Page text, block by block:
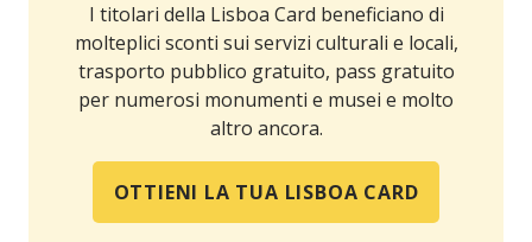
I titolari della Lisboa Card beneficiano di
molteplici sconti sui servizi culturali e locali,
trasporto pubblico gratuito, pass gratuito
per numerosi monumenti e musei e molto
altro ancora.
OTTIENI LA TUA LISBOA CARD